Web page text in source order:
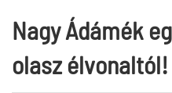
Nagy Ádámék
olasz élvonaltól!